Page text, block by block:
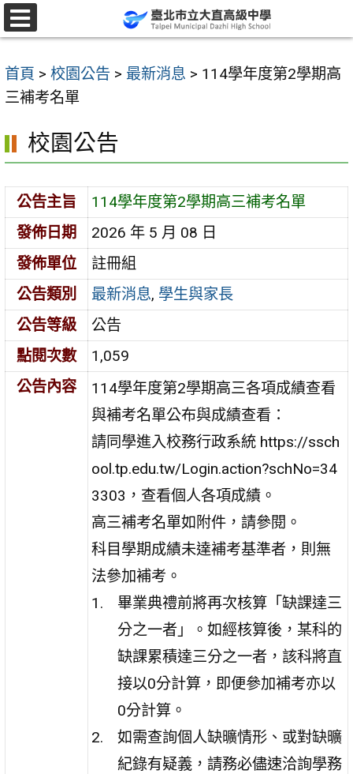
跳
至
要
內
區
首頁 > 校園公告 > 最新消息 > 114學年度第2學期高
三補考名單
校園公告
公告主旨
114學年度第2學期高三補考名單
發佈日期
2026 年 5 月 08 日
發佈單位
註冊組
公告類別
最新消息, 學生與家長
公告等級
公告
點閱次數
1,059
公告內容
114學年度第2學期高三各項成績查看
與補考名單公布與成績查看：
請同學進入校務行政系統 https://ssch
ool.tp.edu.tw/Login.action?schNo=34
3303，查看個人各項成績。
高三補考名單如附件，請參閱。
科目學期成績未達補考基準者，則無
法參加補考。
畢業典禮前將再次核算「缺課達三
分之一者」。如經核算後，某科的
缺課累積達三分之一者，該科將直
接以0分計算，即便參加補考亦以
0分計算。
如需查詢個人缺曠情形、或對缺曠
紀錄有疑義，請務必儘速洽詢學務
選
單